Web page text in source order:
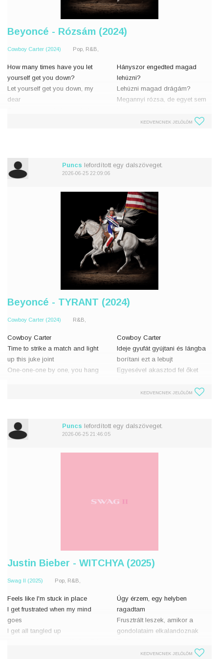
Beyoncé - Rózsám (2024)
Cowboy Carter (2024) Pop, R&B,
How many times have you let
yourself get you down?
Let yourself get you down, my
dear
Hányszor engedted magad
lehúzni?
Lehúzni magad drágám?
Megannyi rózsa, de egyet sem
Szóval, szeresd a hibáidat
KEDVENCNEK JELÖLÖM
Puncs lefordított egy dalszöveget.
2026-06-25 22:09:06
Beyoncé - TYRANT (2024)
Cowboy Carter (2024) R&B,
Cowboy Carter
Time to strike a match and light
up this juke joint
One-one-one by one, you hang
stone?
I don�
Cowboy Carter
Ideje gyufát gyújtani és lángba
borítani ezt a lebujt
Egyesével akasztod fel őket
alszol éjszakaKEDVENCNEK JELÖLÖM
Puncs lefordított egy dalszöveget.
2026-06-25 21:46:05
Justin Bieber - WITCHYA (2025)
Swag II (2025) Pop, R&B,
Feels like I'm stuck in place
I get frustrated when my mind
goes
I get all tangled up
Úgy érzem, egy helyben
ragadtam
Frusztrált leszek, amikor a
gondolataim elkalandoznak
Leperegnek előttem a képek
KEDVENCNEK JELÖLÖM